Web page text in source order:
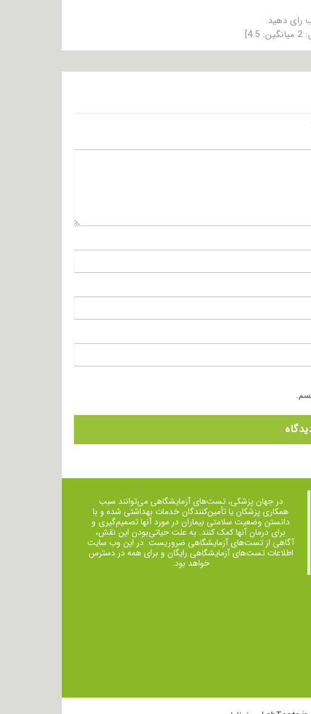
رای دهید.
2 میانگین: 4.5
]
در جهان پزشکی، تست‌های آزمایشگاهی می‌توانند سبب
همکاری پزشکان یا تأمین‌کنندگان خدمات بهداشتی شده و با
دانستن وضعیت سلامتی بیماران در مورد آنها تصمیم‌گیری و
برای درمان ‌آنها کمک کنند. به علت حیاتی‌بودن این نقش،
آگاهی از تست‌های آزمایشگاهی ضروریست. در این وب سایت
اطلاعات تست‌های آزمایشگاهی رایگان و برای همه در دسترس
خواهد بود.